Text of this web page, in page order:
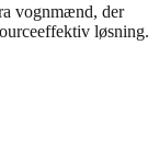
vognmænd, der
løsning.